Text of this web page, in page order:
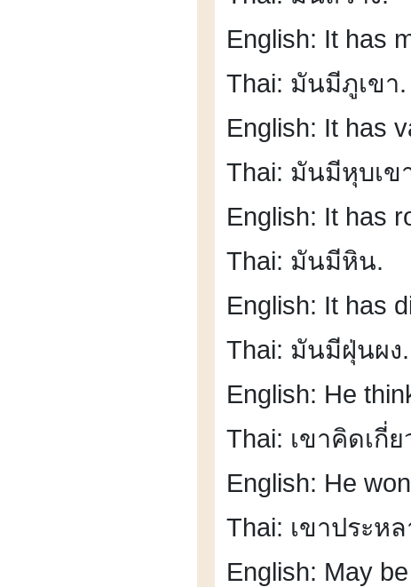
English: It has
Thai: มันมีภูเขา.
English: It has
Thai: มันมีหุบเข
English: It has
Thai: มันมีหิน.
English: It has
Thai: มันมีฝุ่นผง.
English: He
Thai: เขาคิดเกี่
English: He
Thai: เขาประห
English: May